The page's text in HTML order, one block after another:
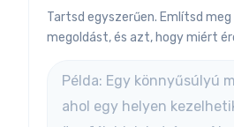
Tartsd egyszerűen. Említsd
megoldást, és azt, hogy miért